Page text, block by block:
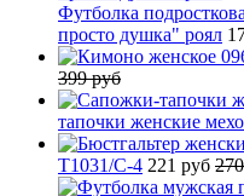
Футболка
просто душка" роял
399 руб
тапочки женские
T1031/C-4 221 руб